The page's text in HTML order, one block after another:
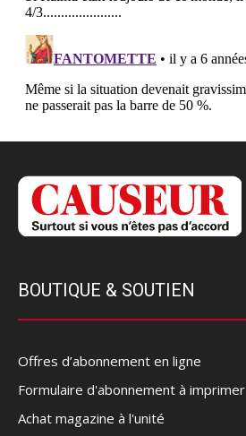
BOUTIQUE & SOUTIEN
Offres d’abonnement en ligne
Formulaire d'abonnement à imprimer
Achat magazine à l'unité